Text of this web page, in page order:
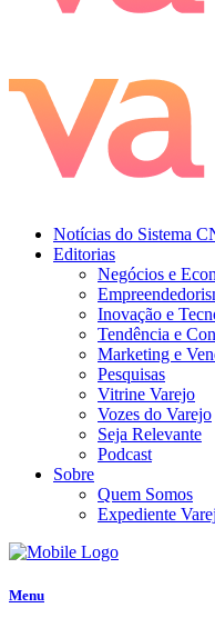
Notícias do Sistema
Editorias
Negócios e
Inovação e
Tendência e
Marketing e
Pesquisas
Vitrine Varejo
Vozes do Varejo
Seja Relevante
Podcast
Sobre
Quem Somos
Expediente
Menu